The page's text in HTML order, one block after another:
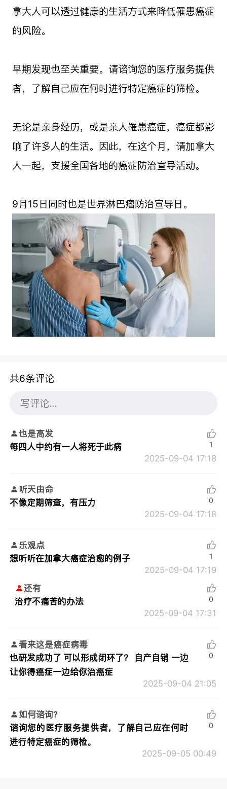
拿大人可以透过健康的生活方式来降低罹患癌症
的风险。
早期发现也至关重要。请谘询您的医疗服务提供
者，了解自己应在何时进行特定癌症的筛检。
无论是亲身经历，或是亲人罹患癌症，癌症都影
响了许多人的生活。因此，在这个月，请加拿大
人一起，支援全国各地的癌症防治宣导活动。
9月15日同时也是世界淋巴瘤防治宣导日。
共6条评论
也是高发
每四人中约有一人将死于此病
2025-09-04 17:18
1
听天由命
不像定期筛查，有压力
2025-09-04 17:18
0
乐观点
想听听在加拿大癌症治愈的例子
2025-09-04 17:19
1
还有
治疗不痛苦的办法
2025-09-04 17:31
0
看来这是癌症病毒
也研发成功了 可以形成闭环了？ 自产自销 一边
让你得癌症一边给你治癌症
2025-09-04 21:05
0
如何谘询?
谘询您的医疗服务提供者，了解自己应在何时
进行特定癌症的筛检。
2025-09-05 00:49
0